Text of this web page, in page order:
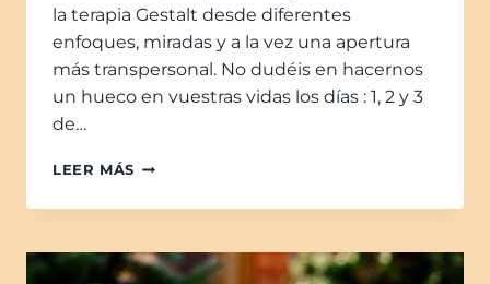
la terapia Gestalt desde diferentes
enfoques, miradas y a la vez una apertura
más transpersonal. No dudéis en hacernos
un hueco en vuestras vidas los días : 1, 2 y 3
de…
LEER MÁS